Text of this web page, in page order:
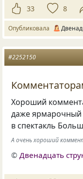
33 8
Опубликовала
#2252150
Хороший
даже ярмарочный
в спектакль
А очень хороший
© Двенадцать